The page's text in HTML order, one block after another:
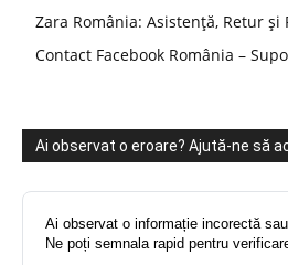
Zara România: Asistență, Retur și
Contact Facebook România –
Ai observat o eroare? Ajută-ne să
Ai observat o informație incorectă
Ne poți semnala rapid pentru